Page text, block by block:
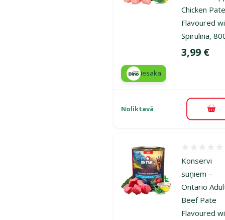
Chicken
Flavoured
Spirulina,
Cena
3,99 €
iesaka
Noliktavā
Konservi
suņiem –
Ontario
Beef Pate
Flavoured